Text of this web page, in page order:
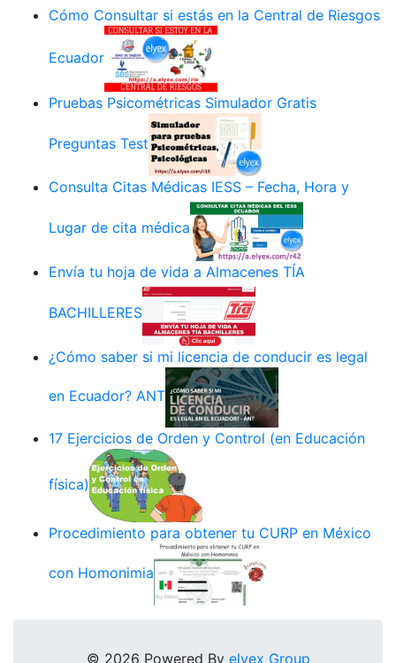
Cómo Consultar si estás en la Central de Riesgos
Ecuador
Pruebas Psicométricas Simulador Gratis
Preguntas Test
Consulta Citas Médicas IESS – Fecha, Hora y
Lugar de cita médica
Envía tu hoja de vida a Almacenes TÍA
BACHILLERES
¿Cómo saber si mi licencia de conducir es legal
en Ecuador? ANT
17 Ejercicios de Orden y Control (en Educación
física)
Procedimiento para obtener tu CURP en México
con Homonimia
© 2026 Powered By elyex Group